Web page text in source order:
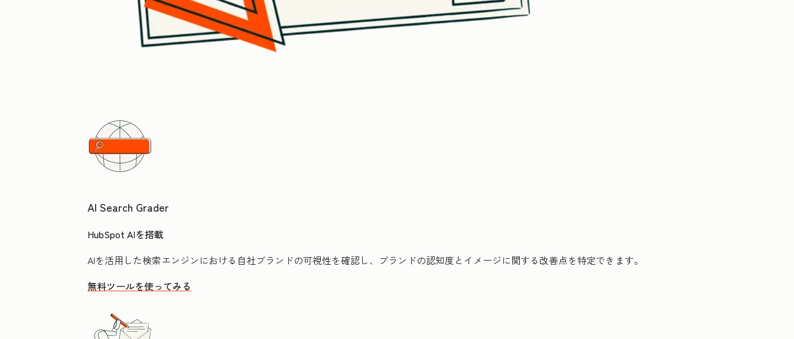
AI Search Grader
HubSpot AIを搭載
AIを活用した検索エンジンにおける自社ブランドの可視性を確認し、ブランドの認知度とイメージに関する改善点を特定できます。
無料ツールを使ってみる